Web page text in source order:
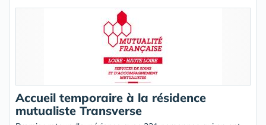
Accueil temporaire à la résidence
mutualiste Transverse